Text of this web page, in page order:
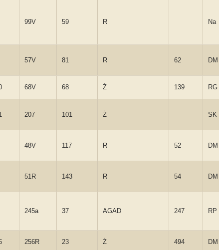
99V 59 R Na
57V 81 R 62 DM
68V 68 Ż 139 RG
207 101 Ż SK
48V 117 R 52 DM
51R 143 R 54 DM
245a 37 AGAD 247 RP
256R 23 Ż 494 DM